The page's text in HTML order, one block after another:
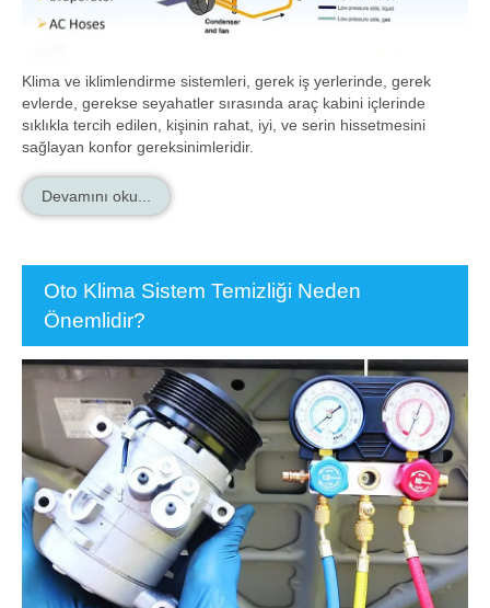
Klima ve iklimlendirme sistemleri, gerek iş yerlerinde, gerek
evlerde, gerekse seyahatler sırasında araç kabini içlerinde
sıklıkla tercih edilen, kişinin rahat, iyi, ve serin hissetmesini
sağlayan konfor gereksinimleridir.
Devamını oku...
Oto Klima Sistem Temizliği Neden
Önemlidir?